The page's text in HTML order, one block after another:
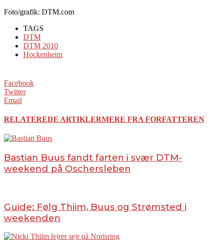
Foto/grafik: DTM.com
TAGS
DTM
DTM 2010
Hockenheim
Facebook
Twitter
Email
RELATEREDE ARTIKLERMERE FRA FORFATTEREN
Bastian Buus fandt farten i svær DTM-
weekend på Oschersleben
Guide: Følg Thiim, Buus og Strømsted i
weekenden